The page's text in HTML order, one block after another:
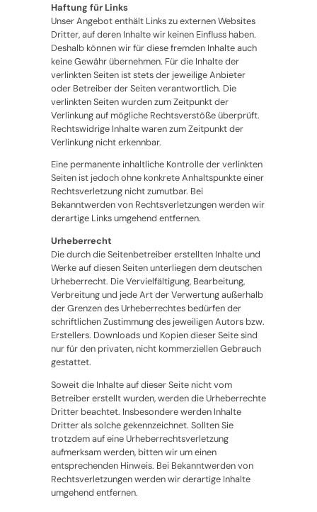
Haftung für Links
Unser Angebot enthält Links zu externen Websites
Dritter, auf deren Inhalte wir keinen Einfluss haben.
Deshalb können wir für diese fremden Inhalte auch
keine Gewähr übernehmen. Für die Inhalte der
verlinkten Seiten ist stets der jeweilige Anbieter
oder Betreiber der Seiten verantwortlich. Die
verlinkten Seiten wurden zum Zeitpunkt der
Verlinkung auf mögliche Rechtsverstöße überprüft.
Rechtswidrige Inhalte waren zum Zeitpunkt der
Verlinkung nicht erkennbar.
Eine permanente inhaltliche Kontrolle der verlinkten
Seiten ist jedoch ohne konkrete Anhaltspunkte einer
Rechtsverletzung nicht zumutbar. Bei
Bekanntwerden von Rechtsverletzungen werden wir
derartige Links umgehend entfernen.
Urheberrecht
Die durch die Seitenbetreiber erstellten Inhalte und
Werke auf diesen Seiten unterliegen dem deutschen
Urheberrecht. Die Vervielfältigung, Bearbeitung,
Verbreitung und jede Art der Verwertung außerhalb
der Grenzen des Urheberrechtes bedürfen der
schriftlichen Zustimmung des jeweiligen Autors bzw.
Erstellers. Downloads und Kopien dieser Seite sind
nur für den privaten, nicht kommerziellen Gebrauch
gestattet.
Soweit die Inhalte auf dieser Seite nicht vom
Betreiber erstellt wurden, werden die Urheberrechte
Dritter beachtet. Insbesondere werden Inhalte
Dritter als solche gekennzeichnet. Sollten Sie
trotzdem auf eine Urheberrechtsverletzung
aufmerksam werden, bitten wir um einen
entsprechenden Hinweis. Bei Bekanntwerden von
Rechtsverletzungen werden wir derartige Inhalte
umgehend entfernen.